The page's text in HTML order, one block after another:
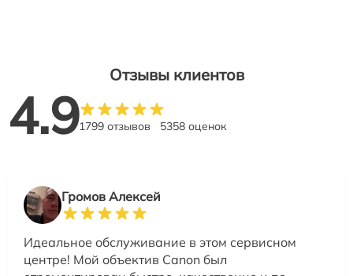
Отзывы клиентов
4.91799 отзывов 5358 оценок
Громов Алексей
Идеальное обслуживание в этом сервисном
центре! Мой объектив Canon был